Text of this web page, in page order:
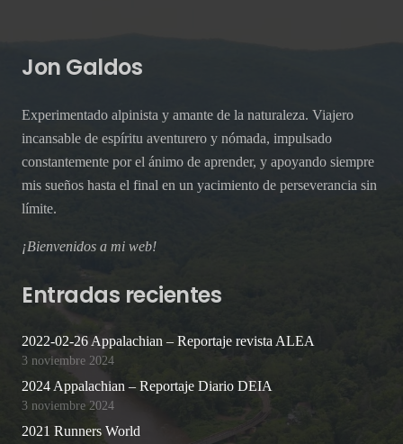
Jon Galdos
Experimentado alpinista y amante de la naturaleza. Viajero
incansable de espíritu aventurero y nómada, impulsado
constantemente por el ánimo de aprender, y apoyando siempre
mis sueños hasta el final en un yacimiento de perseverancia sin
límite.
¡Bienvenidos a mi web!
Entradas recientes
2022-02-26 Appalachian – Reportaje revista ALEA
3 noviembre 2024
2024 Appalachian – Reportaje Diario DEIA
3 noviembre 2024
2021 Runners World